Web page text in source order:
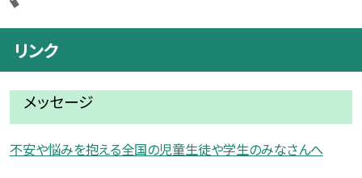
リンク
メッセージ
不安や悩みを抱える全国の児童生徒や学生のみなさんへ